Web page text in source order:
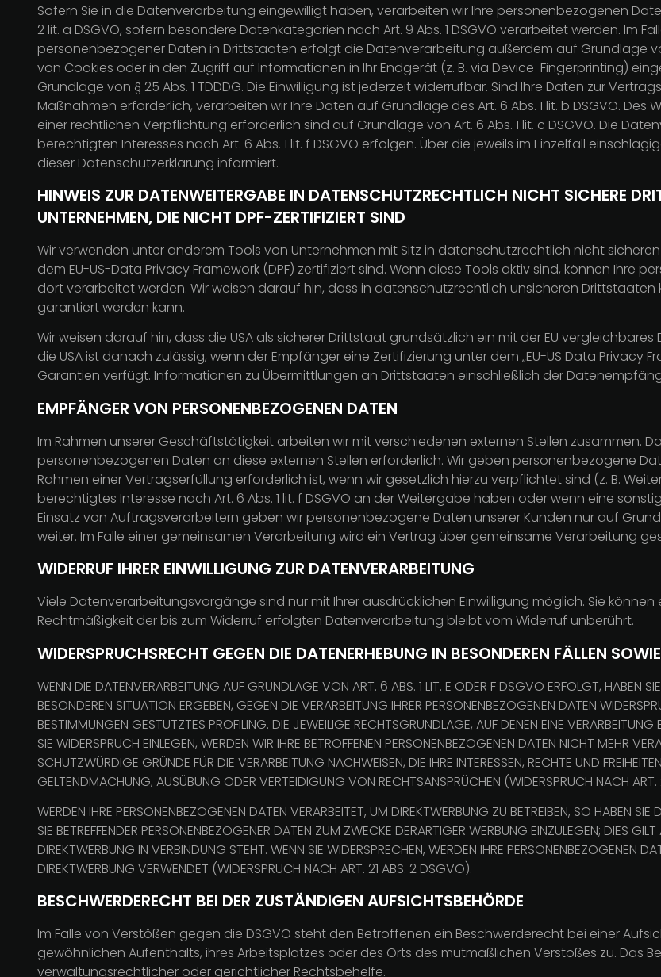
Sofern Sie in die Datenverarbeitung eingewilligt haben, verarbeiten wir Ihre personenbezogenen
2 lit. a DSGVO, sofern besondere Datenkategorien nach Art. 9 Abs. 1 DSGVO verarbeitet werden. Im
personenbezogener Daten in Drittstaaten erfolgt die Datenverarbeitung außerdem auf Grundlage
von Cookies oder in den Zugriff auf Informationen in Ihr Endgerät (z. B. via Device-Fingerprinting)
Grundlage von § 25 Abs. 1 TDDDG. Die Einwilligung ist jederzeit widerrufbar. Sind Ihre Daten zur
Maßnahmen erforderlich, verarbeiten wir Ihre Daten auf Grundlage des Art. 6 Abs. 1 lit. b DSGVO. Des
einer rechtlichen Verpflichtung erforderlich sind auf Grundlage von Art. 6 Abs. 1 lit. c DSGVO. Die
berechtigten Interesses nach Art. 6 Abs. 1 lit. f DSGVO erfolgen. Über die jeweils im Einzelfall
dieser Datenschutzerklärung informiert.
HINWEIS ZUR DATENWEITERGABE IN DATENSCHUTZRECHTLICH NICHT SICHERE
UNTERNEHMEN, DIE NICHT DPF-ZERTIFIZIERT SIND
Wir verwenden unter anderem Tools von Unternehmen mit Sitz in datenschutzrechtlich nicht
dem EU-US-Data Privacy Framework (DPF) zertifiziert sind. Wenn diese Tools aktiv sind, können
dort verarbeitet werden. Wir weisen darauf hin, dass in datenschutzrechtlich unsicheren
garantiert werden kann.
Wir weisen darauf hin, dass die USA als sicherer Drittstaat grundsätzlich ein mit der EU
die USA ist danach zulässig, wenn der Empfänger eine Zertifizierung unter dem „EU-US Data Privacy
Garantien verfügt. Informationen zu Übermittlungen an Drittstaaten einschließlich der
EMPFÄNGER VON PERSONENBEZOGENEN DATEN
Im Rahmen unserer Geschäftstätigkeit arbeiten wir mit verschiedenen externen Stellen zusammen.
personenbezogenen Daten an diese externen Stellen erforderlich. Wir geben personenbezogene
Rahmen einer Vertragserfüllung erforderlich ist, wenn wir gesetzlich hierzu verpflichtet sind (z. B.
berechtigtes Interesse nach Art. 6 Abs. 1 lit. f DSGVO an der Weitergabe haben oder wenn eine
Einsatz von Auftragsverarbeitern geben wir personenbezogene Daten unserer Kunden nur auf
weiter. Im Falle einer gemeinsamen Verarbeitung wird ein Vertrag über gemeinsame Verarbeitung
WIDERRUF IHRER EINWILLIGUNG ZUR DATENVERARBEITUNG
Viele Datenverarbeitungsvorgänge sind nur mit Ihrer ausdrücklichen Einwilligung möglich. Sie
Rechtmäßigkeit der bis zum Widerruf erfolgten Datenverarbeitung bleibt vom Widerruf unberührt.
WIDERSPRUCHSRECHT GEGEN DIE DATENERHEBUNG IN BESONDEREN FÄLLEN
WENN DIE DATENVERARBEITUNG AUF GRUNDLAGE VON ART. 6 ABS. 1 LIT. E ODER F DSGVO ERFOLGT, HABEN
BESONDEREN SITUATION ERGEBEN, GEGEN DIE VERARBEITUNG IHRER PERSONENBEZOGENEN DATEN
BESTIMMUNGEN GESTÜTZTES PROFILING. DIE JEWEILIGE RECHTSGRUNDLAGE, AUF DENEN EINE
SIE WIDERSPRUCH EINLEGEN, WERDEN WIR IHRE BETROFFENEN PERSONENBEZOGENEN DATEN NICHT MEHR
SCHUTZWÜRDIGE GRÜNDE FÜR DIE VERARBEITUNG NACHWEISEN, DIE IHRE INTERESSEN, RECHTE UND
GELTENDMACHUNG, AUSÜBUNG ODER VERTEIDIGUNG VON RECHTSANSPRÜCHEN (WIDERSPRUCH NACH ART.
WERDEN IHRE PERSONENBEZOGENEN DATEN VERARBEITET, UM DIREKTWERBUNG ZU BETREIBEN, SO HABEN
SIE BETREFFENDER PERSONENBEZOGENER DATEN ZUM ZWECKE DERARTIGER WERBUNG EINZULEGEN; DIES
DIREKTWERBUNG IN VERBINDUNG STEHT. WENN SIE WIDERSPRECHEN, WERDEN IHRE PERSONENBEZOGENEN
DIREKTWERBUNG VERWENDET (WIDERSPRUCH NACH ART. 21 ABS. 2 DSGVO).
BESCHWERDE­RECHT BEI DER ZUSTÄNDIGEN AUFSICHTS­BEHÖRDE
Im Falle von Verstößen gegen die DSGVO steht den Betroffenen ein Beschwerderecht bei einer
gewöhnlichen Aufenthalts, ihres Arbeitsplatzes oder des Orts des mutmaßlichen Verstoßes zu.
verwaltungsrechtlicher oder gerichtlicher Rechtsbehelfe.